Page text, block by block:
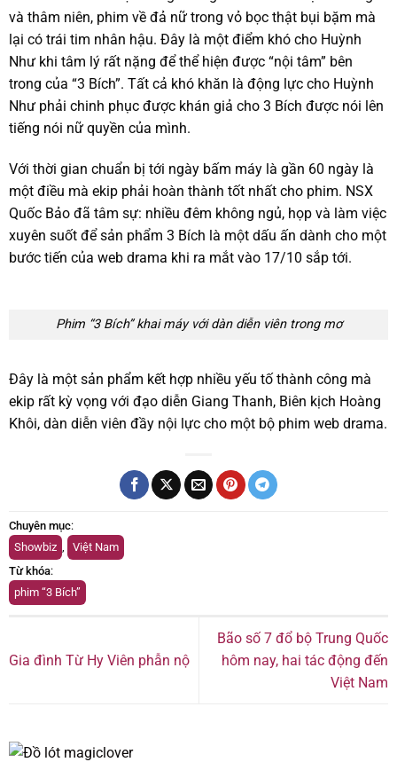
và thâm niên, phim về đả nữ trong vỏ bọc thật bụi bặm mà
lại có trái tim nhân hậu. Đây là một điểm khó cho Huỳnh
Như khi tâm lý rất nặng để thể hiện được “nội tâm” bên
trong của “3 Bích”. Tất cả khó khăn là động lực cho Huỳnh
Như phải chinh phục được khán giả cho 3 Bích được nói lên
tiếng nói nữ quyền của mình.
Với thời gian chuẩn bị tới ngày bấm máy là gần 60 ngày là
một điều mà ekip phải hoàn thành tốt nhất cho phim. NSX
Quốc Bảo đã tâm sự: nhiều đêm không ngủ, họp và làm việc
xuyên suốt để sản phẩm 3 Bích là một dấu ấn dành cho một
bước tiến của web drama khi ra mắt vào 17/10 sắp tới.
Phim “3 Bích” khai máy với dàn diễn viên trong mơ
Đây là một sản phẩm kết hợp nhiều yếu tố thành công mà
ekip rất kỳ vọng với đạo diễn Giang Thanh, Biên kịch Hoàng
Khôi, dàn diễn viên đầy nội lực cho một bộ phim web drama.
Chuyên mục:
Showbiz ,
Việt Nam
Từ khóa:
phim “3 Bích”
Gia đình Từ Hy Viên phẫn nộ
Bão số 7 đổ bộ Trung Quốc
hôm nay, hai tác động đến
Việt Nam